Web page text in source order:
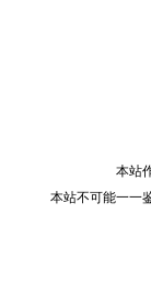
本站
本站不可能一一